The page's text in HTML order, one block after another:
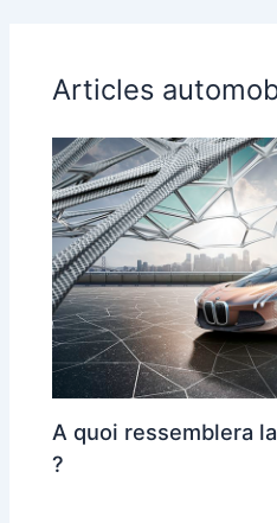
Articles
A quoi ressemblera
?